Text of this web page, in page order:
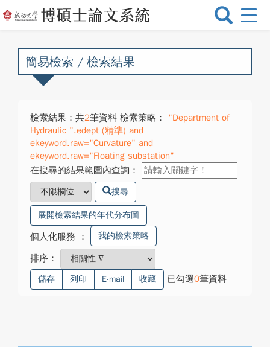
選
換
簡易檢索 / 檢索結果
檢索結果：共2筆資料 檢索策略：
"Department of
Hydraulic ".edept (精準) and
ekeyword.raw="Curvature" and
ekeyword.raw="Floating substation"
在搜尋的結果範圍內查詢：
搜尋
展開檢索結果的年代分布圖
個人化服務 ： 我的檢索策略
排序：
儲存 列印 E-mail 收藏 已勾選0筆資料